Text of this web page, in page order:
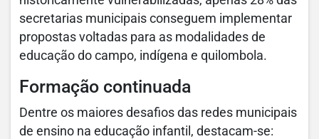
secretarias municipais conseguem implementar
propostas voltadas para as modalidades de
educação do campo, indígena e quilombola.
Formação continuada
Dentre os maiores desafios das redes municipais
de ensino na educação infantil, destacam-se: